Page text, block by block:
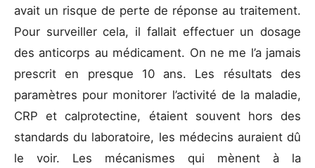
avait un risque de perte de réponse au traitement.
Pour surveiller cela, il fallait effectuer un dosage
des anticorps au médicament. On ne me l’a jamais
prescrit en presque 10 ans. Les résultats des
paramètres pour monitorer l’activité de la maladie,
CRP et calprotectine, étaient souvent hors des
standards du laboratoire, les médecins auraient dû
le voir. Les mécanismes qui mènent à la